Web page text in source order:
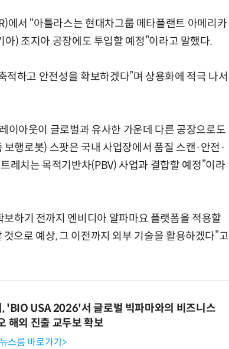
에서 “아틀라스는 현대차그룹 메타플랜트 아메리카
) 조지아 공장에도 투입할 예정”이라고 말했다.
하고 안전성을 확보하겠다”며 상용화에 적극 나서
이아웃이 글로벌과 유사한 가운데 다른 공장으로도
행로봇) 스팟은 국내 사업장에서 품질 스캔·안전·
레치는 목적기반차(PBV) 사업과 결합할 예정”이라
하기 전까지 엔비디아 알파마요 플랫폼을 적용할
으로 예상, 그 이전까지 외부 기술을 활용하겠다”고
'BIO USA 2026'서 글로벌 빅파마와의 비즈니스
해외 진출 교두보 확보
스룸 바로가기>